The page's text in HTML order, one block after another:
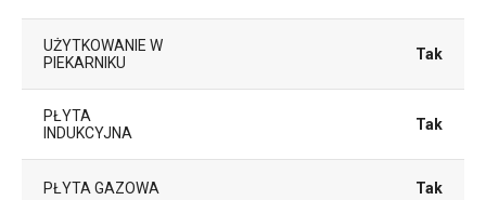
UŻYTKOWANIE W
PIEKARNIKU
Tak
PŁYTA
INDUKCYJNA
Tak
PŁYTA GAZOWA Tak